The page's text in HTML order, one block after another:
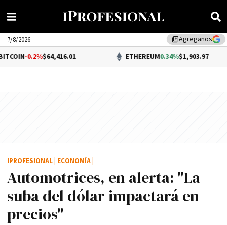
library_addAgreganos
7/8/2026
$64,416.01 ETHEREUM0.34%$1,903.97
Automotrices, en alerta: "La
suba del dólar impactará en
precios"
IPROFESIONAL ECONOMÍA